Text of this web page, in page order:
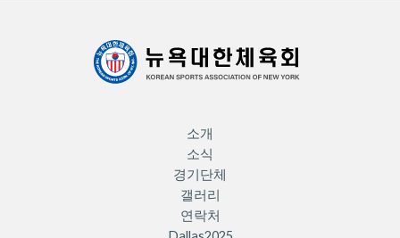
소개
소식
경기단체
갤러리
연락처